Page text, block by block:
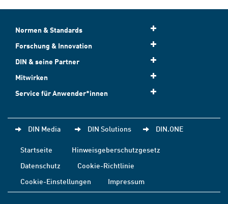
Normen & Standards
Forschung & Innovation
DIN & seine Partner
Mitwirken
Service für Anwender*innen
DIN Media DIN Solutions DIN.ONE
Startseite
Hinweisgeberschutzgesetz
Datenschutz
Cookie-Richtlinie
Cookie-Einstellungen
Impressum